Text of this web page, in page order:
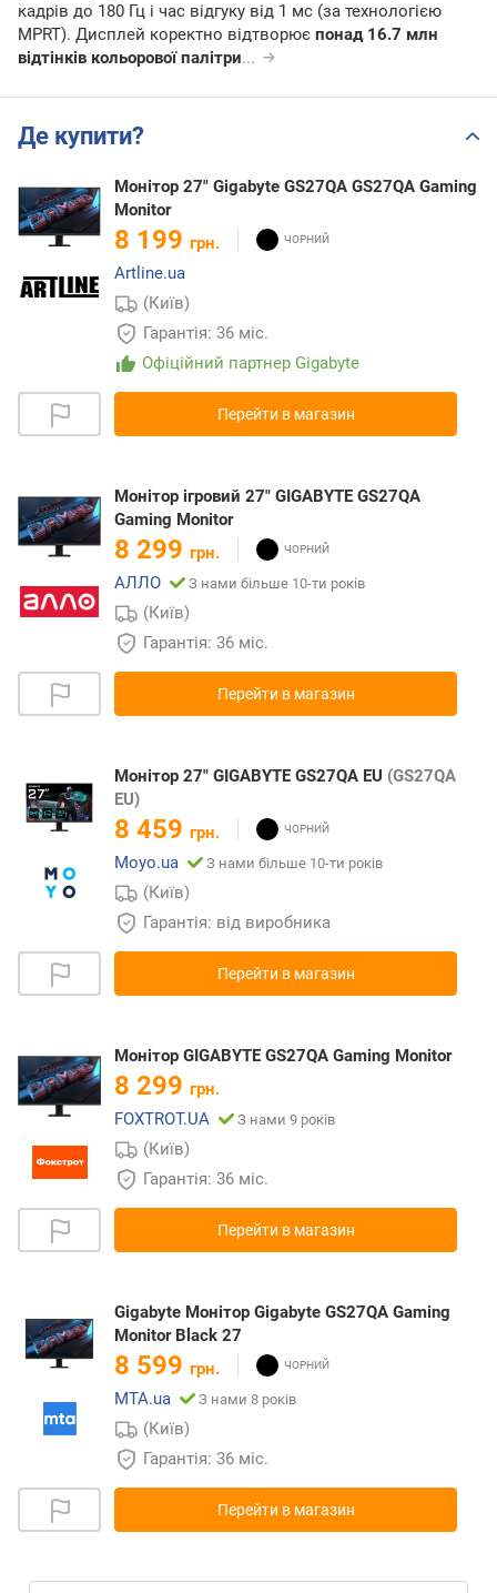
кадрів до 180 Гц і час відгуку від 1 мс (за технологією
MPRT). Дисплей коректно відтворює понад 16.7 млн
відтінків кольорової палітри...
Де купити?
Монітор 27" Gigabyte GS27QA GS27QA Gaming
Monitor
8 199 грн.
Artline.ua
(Київ)
Гарантія: 36 міс.
Офіційний партнер Gigabyte
Перейти в магазин
Монітор ігровий 27" GIGABYTE GS27QA
Gaming Monitor
8 299 грн.
АЛЛО
З нами більше 10-ти років
(Київ)
Гарантія: 36 міс.
Перейти в магазин
Монітор 27" GIGABYTE GS27QA EU (GS27QA
EU)
8 459 грн.
Moyo.ua
З нами більше 10-ти років
(Київ)
Гарантія: від виробника
Перейти в магазин
Монітор GIGABYTE GS27QA Gaming Monitor
8 299 грн.
FOXTROT.UA
З нами 9 років
(Київ)
Гарантія: 36 міс.
Перейти в магазин
Gigabyte Монітор Gigabyte GS27QA Gaming
Monitor Black 27
8 599 грн.
MTA.ua
З нами 8 років
(Київ)
Гарантія: 36 міс.
Перейти в магазин